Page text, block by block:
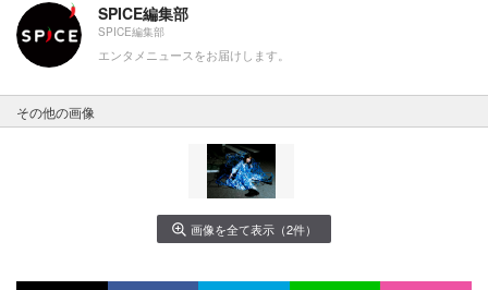
SPICE編集部
SPICE編集部
エンタメニュースをお届けします。
その他の画像
画像を全て表示（2件）